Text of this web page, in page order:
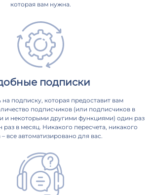
которая вам нужна.
подписки
подписку, которая предоставит вам
подписчиков (или подписчиков в
и некоторыми другими функциями) один раз
в месяц. Никакого пересчета, никакого
все автоматизировано для вас.